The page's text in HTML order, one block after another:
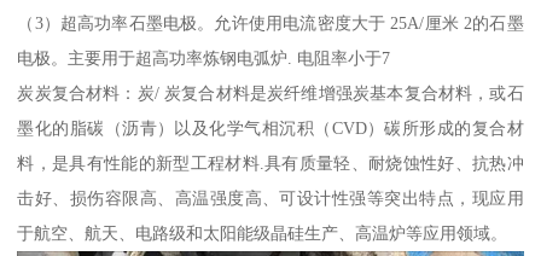
（3）超高功率石墨电极。允许使用电流密度大于 25A/厘米 2的石墨
电极。主要用于超高功率炼钢电弧炉. 电阻率小于7
炭炭复合材料：炭/ 炭复合材料是炭纤维增强炭基本复合材料，或石
墨化的脂碳（沥青）以及化学气相沉积（CVD）碳所形成的复合材
料，是具有性能的新型工程材料.具有质量轻、耐烧蚀性好、抗热冲
击好、损伤容限高、高温强度高、可设计性强等突出特点，现应用
于航空、航天、电路级和太阳能级晶硅生产、高温炉等应用领域。